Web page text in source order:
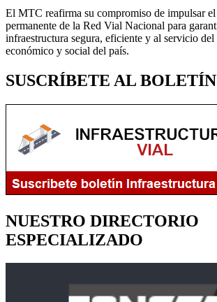
El MTC reafirma su compromiso de impulsar
permanente de la Red Vial Nacional para
infraestructura segura, eficiente y al servicio del
económico y social del país.
SUSCRÍBETE AL BOLETÍN
NUESTRO DIRECTORIO
ESPECIALIZADO